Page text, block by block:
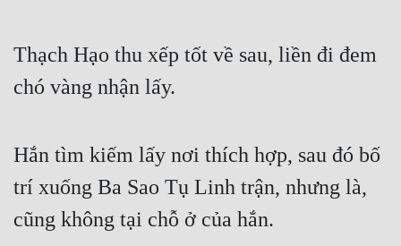
Thạch Hạo thu xếp tốt về sau, liền đi đem
chó vàng nhận lấy.
Hắn tìm kiếm lấy nơi thích hợp, sau đó bố
trí xuống Ba Sao Tụ Linh trận, nhưng là,
cũng không tại chỗ ở của hắn.